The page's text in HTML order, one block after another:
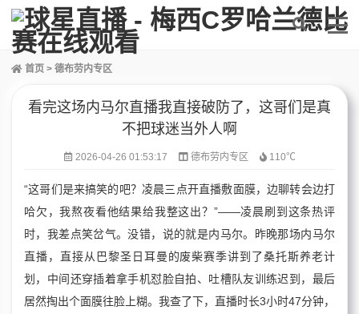
首页 > 德布劳内专区
看完这场内马尔直播我直接破防了，这哥们是真
不把球迷当外人啊
2026-04-26 01:53:17 德布劳内专区 110℃
“这哥们是来搞笑的吧？凌晨三点开直播敷面膜，边聊转会边打
哈欠，我熬夜看他结果给我整这出？”——凌晨刷到这条热评
时，我差点笑岔气。没错，说的就是内马尔。昨晚那场内马尔
直播，直接从巴黎圣日耳曼的废柴赛季讲到了桑托斯养老计
划，中间还穿插着拿手机怼脸自拍、吐槽队友训练迟到，最后
居然掏出个面膜往脸上糊。我查了下，直播时长3小时47分钟，